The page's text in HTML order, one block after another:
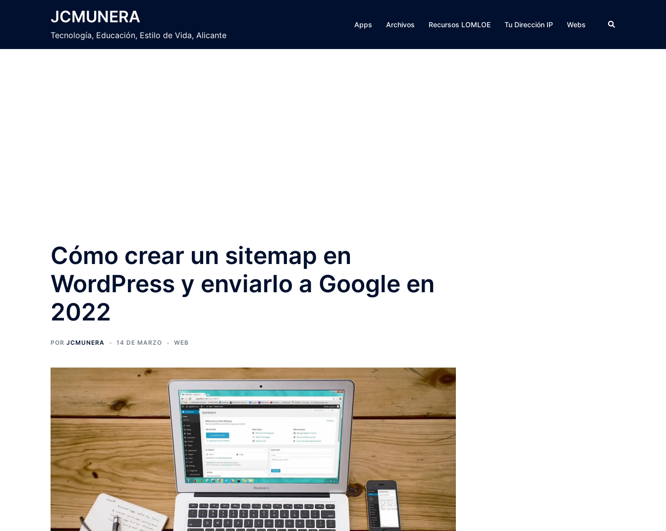
JCMUNERA
Tecnología, Educación, Estilo de Vida, Alicante
Apps Archivos Recursos LOMLOE Tu Dirección IP Webs Buscar
Cómo crear un sitemap en
WordPress y enviarlo a Google en
2022
POR JCMUNERA 14 DE MARZO WEB